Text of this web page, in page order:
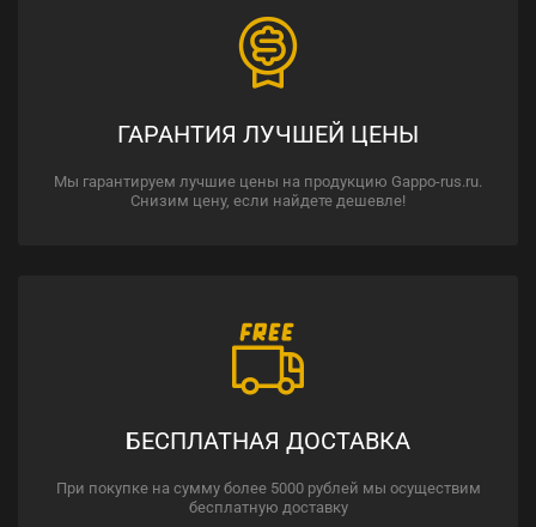
ГАРАНТИЯ ЛУЧШЕЙ ЦЕНЫ
Мы гарантируем лучшие цены на продукцию Gappo-rus.ru.
Снизим цену, если найдете дешевле!
БЕСПЛАТНАЯ ДОСТАВКА
При покупке на сумму более 5000 рублей мы осуществим
бесплатную доставку